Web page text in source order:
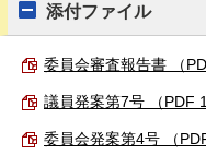
添付ファイル
委員会審査報告書 （
議員発案第7号 （PDF
委員会発案第4号 （